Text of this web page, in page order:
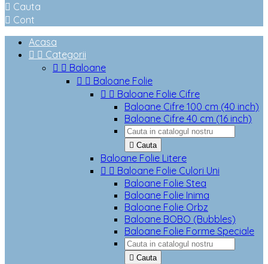
 Cauta
 Cont
Acasa
  Categorii
  Baloane
  Baloane Folie
  Baloane Folie Cifre
Baloane Cifre 100 cm (40 inch)
Baloane Cifre 40 cm (16 inch)
 Cauta
Baloane Folie Litere
  Baloane Folie Culori Uni
Baloane Folie Stea
Baloane Folie Inima
Baloane Folie Orbz
Baloane BOBO (Bubbles)
Baloane Folie Forme Speciale
 Cauta